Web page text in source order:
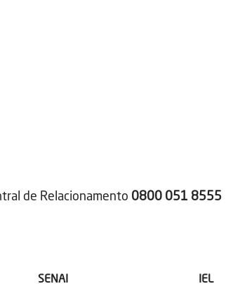
de Relacionamento 0800 051 8555
SENAI IEL